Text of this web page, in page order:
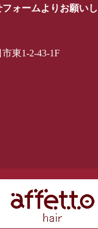
ォームよりお願いし
東1-2-43-1F